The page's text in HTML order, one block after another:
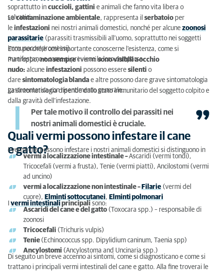
Ascaridi (zoonosi)
Trattamento contro gli ascaridi: quando farlo?
Tricocefali
Trattamento contro i tricocefali: quando farlo?
Tenie Echinococco (zoonosi)
Trattamento contro le tenie: quando farlo?
Tenia Cucumerina (Dipylidium caninum – zoonosi)
Trattamento contro il Dipylidium: quando farlo?
Ancilostomi
Trattamento contro gli Ancilostomi: quando farlo?
Il mio cane o gatto non mostra sintomi, devo
trattarlo per i vermi?
Come prevenire le infestazioni da vermi?
soprattutto in cuccioli, gattini e animali che fanno vita libera o
selvatici.
Lacontaminazione ambientale, rappresenta il serbatoio per
le infestazioni nei nostri animali domestici, nonché per alcune zoonosi
parassitarie (parassiti trasmissibili all’uomo, soprattutto nei soggetti
immunocompromessi).
Ecco perché è così importante conoscerne l’esistenza, come si
manifestano e come si previene la loro comparsa.
Purtroppo,non semprei vermisono visibili a occhio
nudo: alcune infestazioni possono essere silenti o
dare sintomatologia blanda e altre possono dare grave sintomatologia
gastroenterica con risentimento generale.
La sintomatologia dipende dallo stato immunitario del soggetto colpito e
dalla gravità dell’infestazione.
Per tale motivo il controllo dei parassiti nei
nostri animali domestici è cruciale.
Quali vermi possono infestare il cane
e gatto?
I vermi che possono infestare i nostri animali domestici si distinguono in
vermi a localizzazione intestinale –Ascaridi (vermi tondi),
Tricocefali (vermi a frusta), Tenie (vermi piatti), Ancilostomi (vermi
ad uncino)
vermi a localizzazione non intestinale – Filarie (vermi del
cuore), Elminti sottocutanei, Elminti polmonari
vermi intestinali principali sono:
Ascaridi del cane e del gatto (Toxocara spp.) – responsabile di
zoonosi
Tricocefali (Trichuris vulpis)
Tenie(Echinococcus spp. Dipylidium caninum, Taenia spp)
Ancylostomi (Ancylostoma and Uncinaria spp.)
Di seguito un breve accenno ai sintomi, come si diagnosticano e come si
trattano i principali vermi intestinali del cane e gatto. Alla fine troverai le